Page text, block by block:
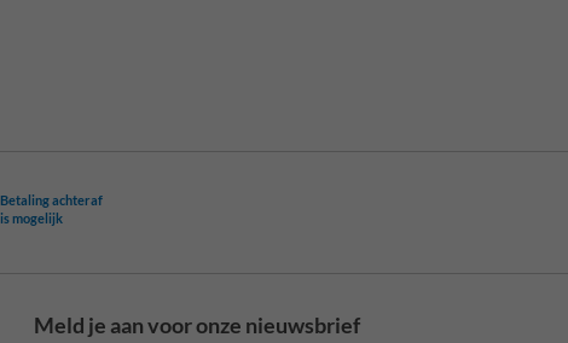
Betaling achteraf
is mogelijk
Meld je aan voor onze nieuwsbrief